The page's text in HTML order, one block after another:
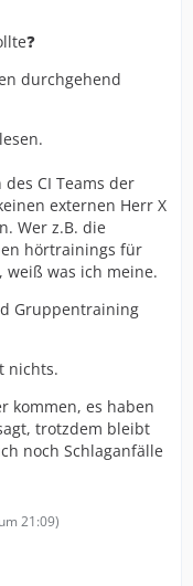
durchgehend
CI Teams der
externen Herr X
Wer z.B. die
hörtrainings für
weiß was ich meine.
Gruppentraining
nichts.
kommen, es haben
trotzdem bleibt
noch Schlaganfälle
21:09)